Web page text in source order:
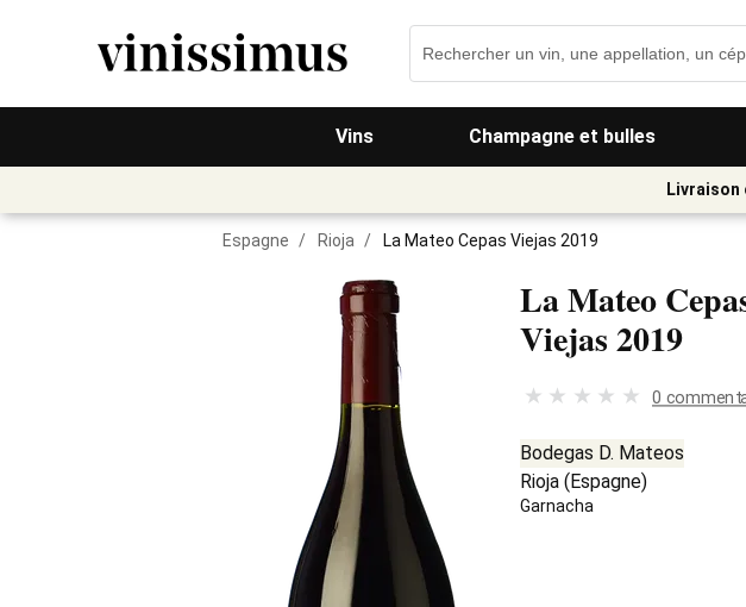
Vins Champagne et bulles
Espagne / Rioja / La Mateo Cepas Viejas 2019
La Mateo
Viejas2019
0
Bodegas D. Mateos
Rioja (Espagne)
Garnacha